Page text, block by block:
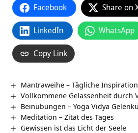
Facebook Share on
LinkedIn WhatsApp
Copy Link
Mantraweihe – Tägliche Inspiration
Vollkommene Gelassenheit durch
Beinübungen – Yoga Vidya
Meditation – Zitat des Tages
Gewissen ist das Licht der Seele